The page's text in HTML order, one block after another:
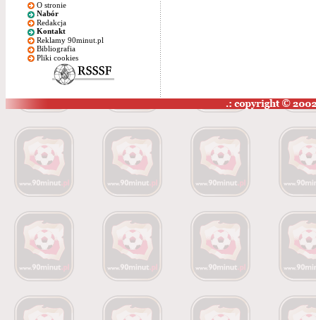
O stronie
Nabór
Redakcja
Kontakt
Reklamy 90minut.pl
Bibliografia
Pliki cookies